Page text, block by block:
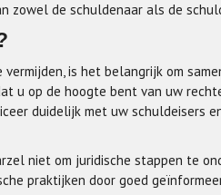
zowel de schuldenaar als de
is het belangrijk om
u op de hoogte bent van uw
duidelijk met uw schuldeisers
niet om juridische stappen te
praktijken door goed